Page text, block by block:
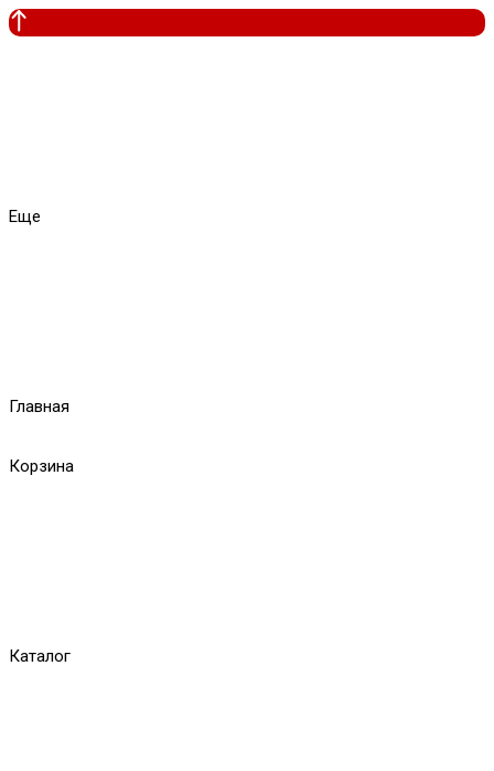
Еще
Главная
Корзина
Каталог